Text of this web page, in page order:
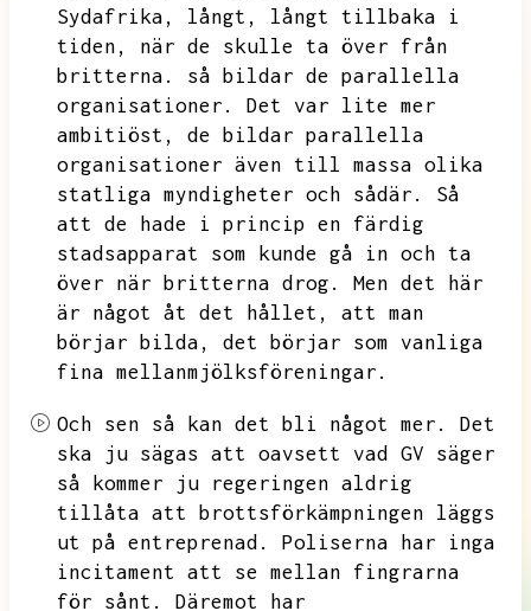
Sydafrika,
långt,
långt tillbaka i
tiden,
när de skulle ta över från
britterna.
så bildar de parallella
organisationer.
Det var lite mer
ambitiöst,
de bildar parallella
organisationer även till massa olika
statliga myndigheter och sådär.
Så
att de hade i princip en färdig
stadsapparat som kunde gå in och ta
över när britterna drog.
Men det här
är något åt det hållet,
att man
börjar bilda,
det börjar som vanliga
fina mellanmjölksföreningar.
Och sen så kan det bli något mer.
Det
ska ju sägas att oavsett vad GV säger
så kommer ju regeringen aldrig
tillåta att brottsförkämpningen läggs
ut på entreprenad.
Poliserna har inga
incitament att se mellan fingrarna
för sånt.
Däremot har